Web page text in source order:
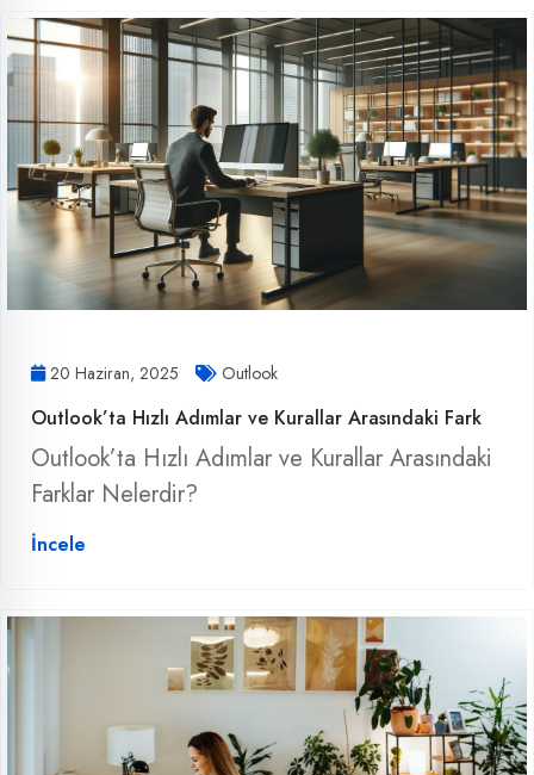
20 Haziran, 2025 Outlook
Outlook’ta Hızlı Adımlar ve Kurallar Arasındaki Fark
Outlook’ta Hızlı Adımlar ve Kurallar Arasındaki
Farklar Nelerdir?
İncele